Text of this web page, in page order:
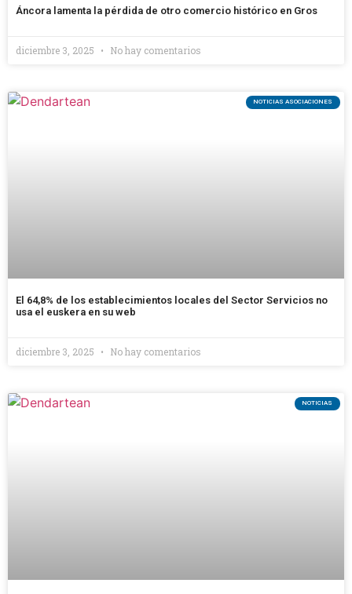
Áncora lamenta la pérdida de otro comercio histórico en Gros
diciembre 3, 2025 No hay comentarios
NOTICIAS ASOCIACIONES
El 64,8% de los establecimientos locales del Sector Servicios no
usa el euskera en su web
diciembre 3, 2025 No hay comentarios
NOTICIAS